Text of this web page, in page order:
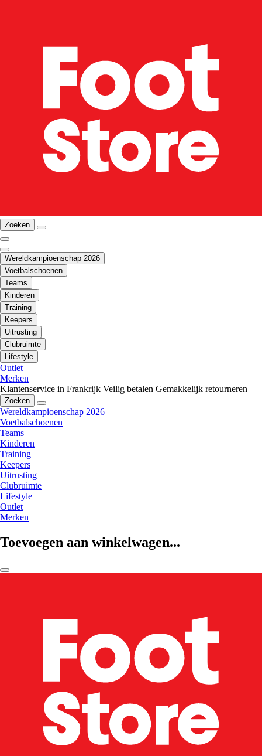
Zoeken
Wereldkampioenschap 2026
Voetbalschoenen
Teams
Kinderen
Training
Keepers
Uitrusting
Clubruimte
Lifestyle
Outlet
Merken
Klantenservice in Frankrijk Veilig betalen Gemakkelijk retourneren
Zoeken
Wereldkampioenschap 2026
Voetbalschoenen
Teams
Kinderen
Training
Keepers
Uitrusting
Clubruimte
Lifestyle
Outlet
Merken
Toevoegen aan winkelwagen...